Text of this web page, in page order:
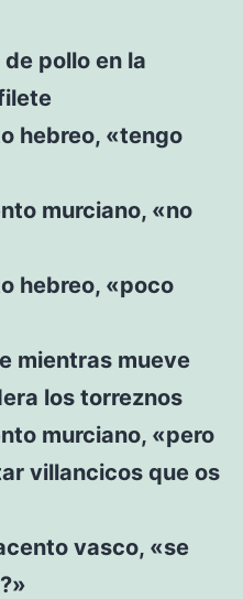
pollo en la
hebreo, «tengo
murciano, «no
hebreo, «poco
mientras mueve
los torreznos
murciano, «pero
villancicos que os
vasco, «se